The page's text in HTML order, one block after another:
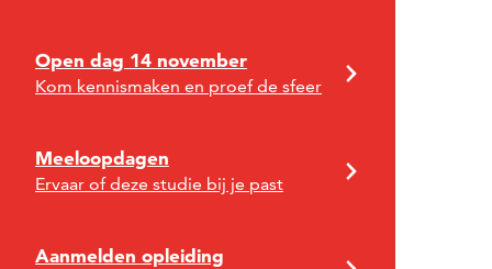
Open dag 14 november
Kom kennismaken en proef de sfeer
Meeloopdagen
Ervaar of deze studie bij je past
Aanmelden opleiding